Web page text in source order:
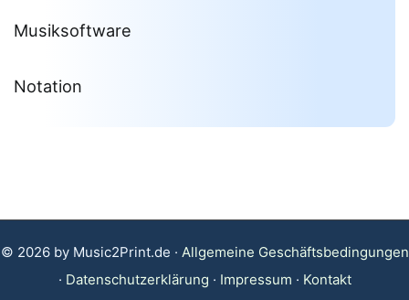
Musiksoftware
Notation
© 2026 by Music2Print.de · Allgemeine Geschäftsbedingungen
· Datenschutzerklärung · Impressum · Kontakt